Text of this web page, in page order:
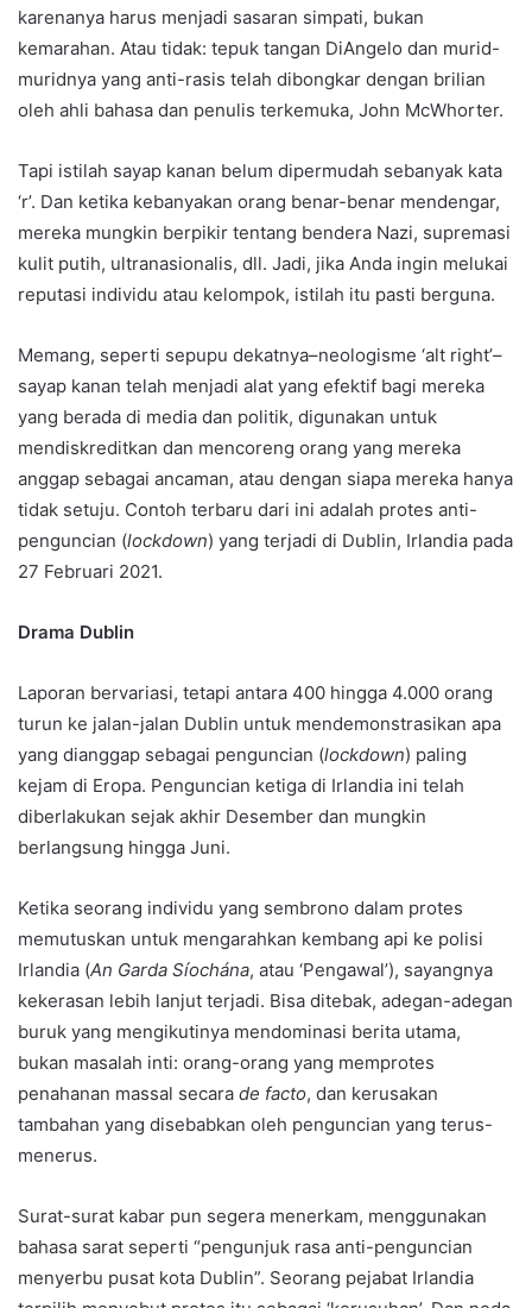
karenanya harus menjadi sasaran simpati, bukan
kemarahan. Atau tidak: tepuk tangan DiAngelo dan murid-
muridnya yang anti-rasis telah dibongkar dengan brilian
oleh ahli bahasa dan penulis terkemuka, John McWhorter.
Tapi istilah sayap kanan belum dipermudah sebanyak kata
‘r’. Dan ketika kebanyakan orang benar-benar mendengar,
mereka mungkin berpikir tentang bendera Nazi, supremasi
kulit putih, ultranasionalis, dll. Jadi, jika Anda ingin melukai
reputasi individu atau kelompok, istilah itu pasti berguna.
Memang, seperti sepupu dekatnya–neologisme ‘alt right’–
sayap kanan telah menjadi alat yang efektif bagi mereka
yang berada di media dan politik, digunakan untuk
mendiskreditkan dan mencoreng orang yang mereka
anggap sebagai ancaman, atau dengan siapa mereka hanya
tidak setuju. Contoh terbaru dari ini adalah protes anti-
penguncian (lockdown) yang terjadi di Dublin, Irlandia pada
27 Februari 2021.
Drama Dublin
Laporan bervariasi, tetapi antara 400 hingga 4.000 orang
turun ke jalan-jalan Dublin untuk mendemonstrasikan apa
yang dianggap sebagai penguncian (lockdown) paling
kejam di Eropa. Penguncian ketiga di Irlandia ini telah
diberlakukan sejak akhir Desember dan mungkin
berlangsung hingga Juni.
Ketika seorang individu yang sembrono dalam protes
memutuskan untuk mengarahkan kembang api ke polisi
Irlandia (An Garda Síochána, atau ‘Pengawal’), sayangnya
kekerasan lebih lanjut terjadi. Bisa ditebak, adegan-adegan
buruk yang mengikutinya mendominasi berita utama,
bukan masalah inti: orang-orang yang memprotes
penahanan massal secara de facto, dan kerusakan
tambahan yang disebabkan oleh penguncian yang terus-
menerus.
Surat-surat kabar pun segera menerkam, menggunakan
bahasa sarat seperti “pengunjuk rasa anti-penguncian
menyerbu pusat kota Dublin”. Seorang pejabat Irlandia